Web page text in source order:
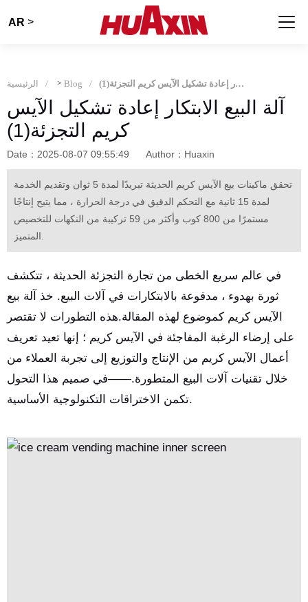
AR >
الرئيسية > Blog آلة البيع الابتكار إعادة تشكيل الآيس كريم التجزئة(1)
آلة البيع الابتكار إعادة تشكيل الآيس
كريم التجزئة(1)
Date：2025-08-07 09:55:49 Author：Huaxin
تحقق ماكينات بيع الآيس كريم الحديثة تبريدًا لمدة 5 ثوان وتقديم الخدمة
لمدة 15 ثانية مع التحكم الدقيق في درجة الحرارة ، مما يتيح إنتاجًا
مستمرًا من 800 كوب وأكثر من 59 تركيبة من النكهات للتخصيص
في عالم سريع الخطى من تجارة التجزئة الحديثة ، تتكشف
ثورة بهدوء ، مدفوعة بالابتكارات في آلات البيع. خذ آلة بيع
الآيس كريم كموضوع لهذه المقالة.هذه التطورات لا تقتصر
على إرضاء الرغبة المفاجئة في الآيس كريم ؛ إنها تعيد تعريف
أعمال الآيس كريم من الإنتاج والتوزيع إلى تجربة العملاء من
خلال تقنيات آلات البيع المتطورة.——في صميم هذا التحول
تكمن الاختراقات التكنولوجية الأساسية.